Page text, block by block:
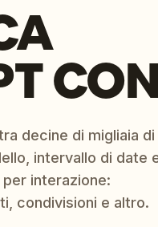
decine di migliaia di
intervallo di date
interazione:
condivisioni e altro.